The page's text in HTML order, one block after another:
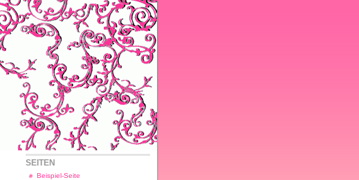
SEITEN
Beispiel-Seite